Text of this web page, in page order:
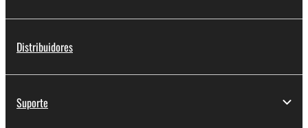
Distribuidores
Suporte